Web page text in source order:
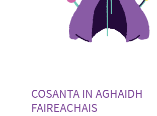
COSANTA IN AGHAIDH
FAIREACHAIS